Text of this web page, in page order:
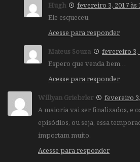
Hugh
fevereiro 3, 2017 às
Ele esqueceu.
Acesse para responder
Mateus Souza
fevereiro 3,
Espero que venda bem…
Acesse para responder
Willyan Griebrler
fevereiro 3,
A maioria vai ser finalizados, e
episódios, ou seja, essa
importam muito.
Acesse para responder